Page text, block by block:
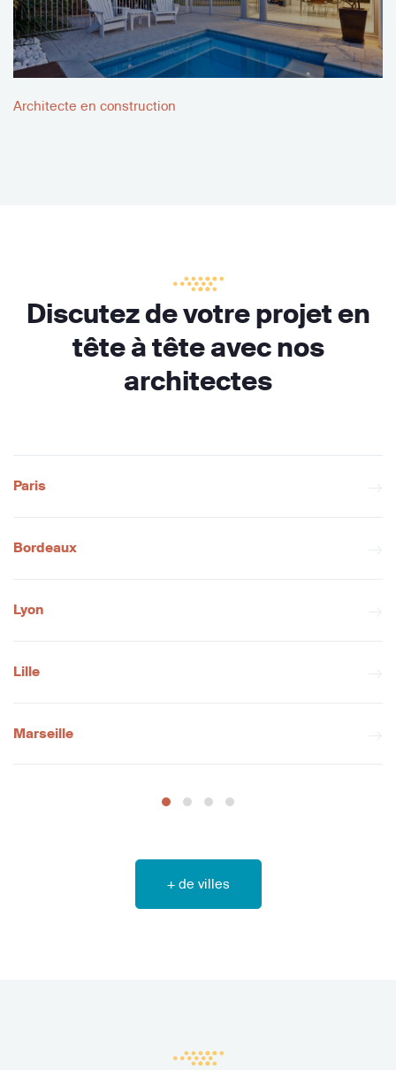
Architecte en construction
Discutez de votre projet en
tête à tête avec nos
architectes
Paris
Bordeaux
Lyon
Lille
Marseille
+ de villes